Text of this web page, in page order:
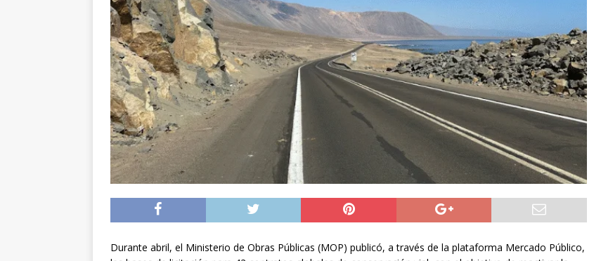
[ 07/08/2026 ] Chile y Venezuela reactivan oficialmente sus relaciones consulares tras
intercambio diplomático
NACIONAL
[ 07/08/2026 ] Qué se sabe del grave accidente vehicular que sufrió Nelson Tapia:
conducía en estado de ebriedad
DEPORTES
[ 08/08/2026 ]
Alerta preventiva para la Región de Tarapacá
Durante abril, el Ministerio de Obras Públicas (MOP) publicó, a través de la plataforma Mercado Público,